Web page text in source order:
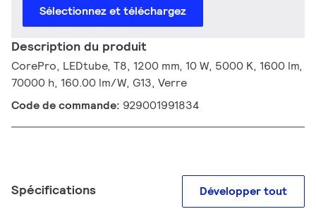
Sélectionnez et téléchargez
Description du produit
CorePro, LEDtube, T8, 1200 mm, 10 W, 5000 K, 1600 lm,
70000 h, 160.00 lm/W, G13, Verre
Code de commande: 929001991834
Spécifications Développer tout